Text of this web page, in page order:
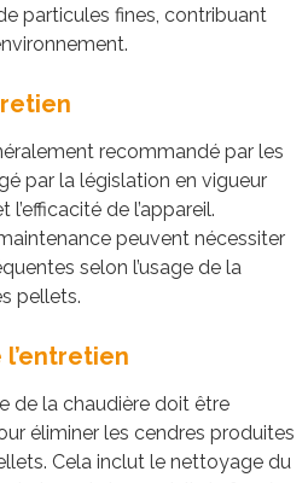
particules fines, contribuant
recommandé par les
par la législation en vigueur
de l’appareil.
peuvent nécessiter
selon l’usage de la
pellets.
de la chaudière doit être
éliminer les cendres produites
Cela inclut le nettoyage du